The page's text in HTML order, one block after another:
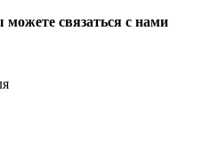
связаться с нами